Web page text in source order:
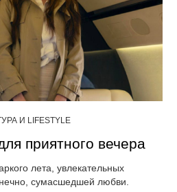
И LIFESTYLE
приятного вечера
лета, увлекательных
сумасшедшей любви.